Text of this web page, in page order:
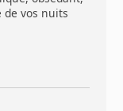
vos nuits